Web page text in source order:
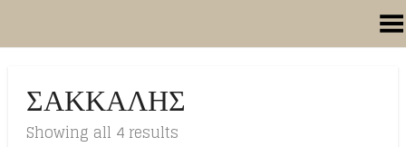
Toggle Menu
ΣΑΚΚΑΛΗΣ
Showing all 4 results